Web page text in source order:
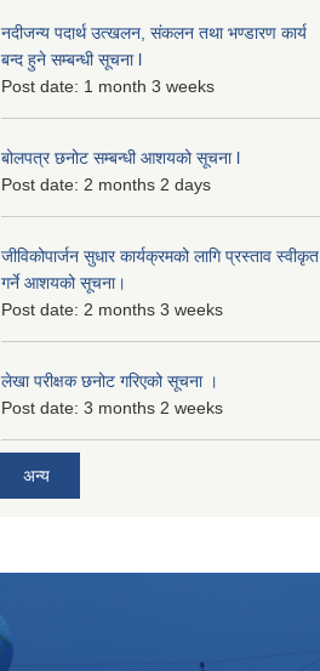
नदीजन्य पदार्थ उत्खलन, संकलन तथा भण्डारण कार्य
बन्द हुने सम्बन्धी सूचना l
Post date: 1 month 3 weeks
बोलपत्र छनोट सम्बन्धी आशयको सूचना l
Post date: 2 months 2 days
जीविकोपार्जन सुधार कार्यक्रमको लागि प्रस्ताव स्वीकृत
गर्ने आशयको सूचना।
Post date: 2 months 3 weeks
लेखा परीक्षक छनोट गरिएको सूचना ।
Post date: 3 months 2 weeks
अन्य